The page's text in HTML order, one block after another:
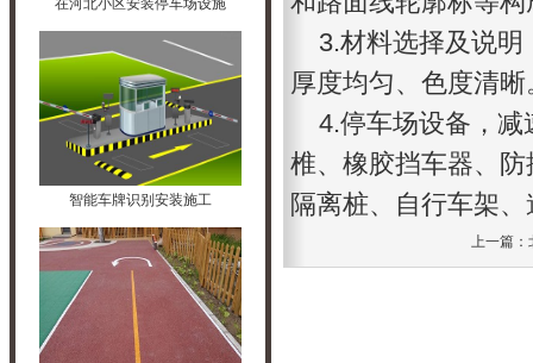
在河北小区安装停车场设施
智能车牌识别安装施工
3.材料选择及说明
厚度均匀、色度清晰
4.停车场设备，减
椎、橡胶挡车器、
隔离桩、自行车架
上一篇：